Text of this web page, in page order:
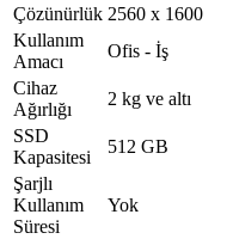
Çözünürlük 2560 x 1600
Kullanım
Amacı
Ofis - İş
Cihaz
Ağırlığı
2 kg ve altı
SSD
Kapasitesi
512 GB
Şarjlı
Kullanım
Süresi
Yok